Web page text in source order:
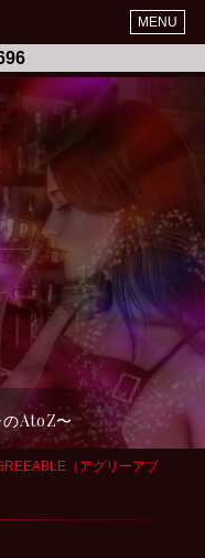
MENU
のAtoZ
（アグリーアブ